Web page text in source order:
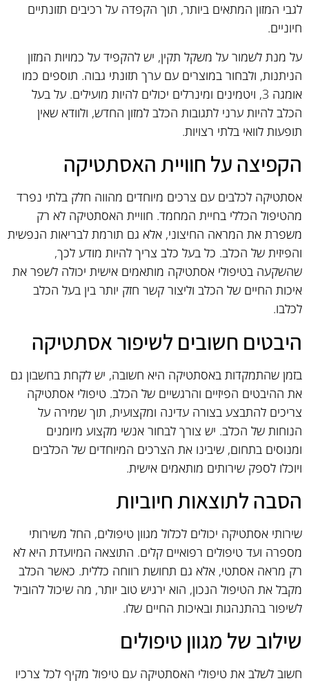
לגבי המזון המתאים ביותר, תוך הקפדה על רכיבים תזונתיים
חיוניים.
על מנת לשמור על משקל תקין, יש להקפיד על כמויות המזון
הניתנות, ולבחור במוצרים עם ערך תזונתי גבוה. תוספים כמו
אומגה 3, ויטמינים ומינרלים יכולים להיות מועילים. על בעל
הכלב להיות ערני לתגובות הכלב למזון החדש, ולוודא שאין
תופעות לוואי בלתי רצויות.
הקפיצה על חוויית האסתטיקה
אסתטיקה לכלבים עם צרכים מיוחדים מהווה חלק בלתי נפרד
מהטיפול הכללי בחיית המחמד. חוויית האסתטיקה לא רק
משפרת את המראה החיצוני, אלא גם תורמת לבריאות הנפשית
והפיזית של הכלב. כל בעל כלב צריך להיות מודע לכך,
שהשקעה בטיפולי אסתטיקה מותאמים אישית יכולה לשפר את
איכות החיים של הכלב וליצור קשר חזק יותר בין בעל הכלב
לכלבו.
היבטים חשובים לשיפור אסתטיקה
בזמן שהתמקדות באסתטיקה היא חשובה, יש לקחת בחשבון גם
את ההיבטים הפיזיים והרגשיים של הכלב. טיפולי אסתטיקה
צריכים להתבצע בצורה עדינה ומקצועית, תוך שמירה על
הנוחות של הכלב. יש צורך לבחור אנשי מקצוע מיומנים
ומנוסים בתחום, שיבינו את הצרכים המיוחדים של הכלבים
ויוכלו לספק שירותים מותאמים אישית.
הסבה לתוצאות חיוביות
שירותי אסתטיקה יכולים לכלול מגוון טיפולים, החל משירותי
מספרה ועד טיפולים רפואיים קלים. התוצאה המיועדת היא לא
רק מראה אסתטי, אלא גם תחושת רווחה כללית. כאשר הכלב
מקבל את הטיפול הנכון, הוא ירגיש טוב יותר, מה שיכול להוביל
לשיפור בהתנהגות ובאיכות החיים שלו.
שילוב של מגוון טיפולים
חשוב לשלב את טיפולי האסתטיקה עם טיפול מקיף לכל צרכיו